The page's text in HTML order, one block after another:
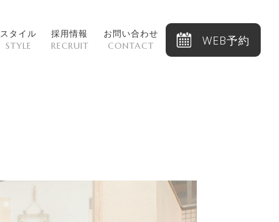
スタイル
STYLE
採用情報
RECRUIT
お問い合わせ
CONTACT WEB予約